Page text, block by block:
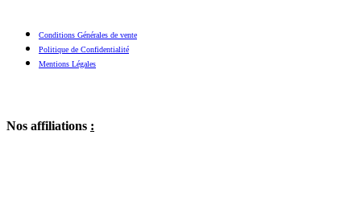
Conditions Générales de vente
Politique de Confidentialité
Mentions Légales
Nos affiliations :